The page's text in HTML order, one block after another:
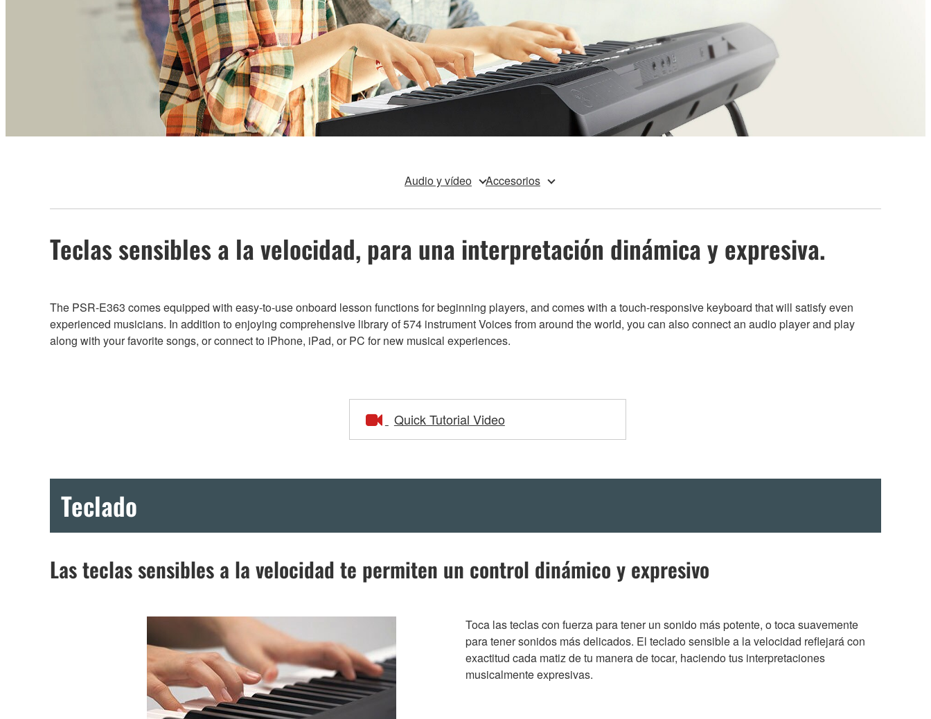
Audio y vídeo Accesorios
Teclas sensibles a la velocidad, para una interpretación dinámica y expresiva.
The PSR-E363 comes equipped with easy-to-use onboard lesson functions for beginning players, and comes with a touch-responsive keyboard that will satisfy even
experienced musicians. In addition to enjoying comprehensive library of 574 instrument Voices from around the world, you can also connect an audio player and play
along with your favorite songs, or connect to iPhone, iPad, or PC for new musical experiences.
Quick Tutorial Video
Teclado
Las teclas sensibles a la velocidad te permiten un control dinámico y expresivo
Toca las teclas con fuerza para tener un sonido más potente, o toca suavemente
para tener sonidos más delicados. El teclado sensible a la velocidad reflejará con
exactitud cada matiz de tu manera de tocar, haciendo tus interpretaciones
musicalmente expresivas.